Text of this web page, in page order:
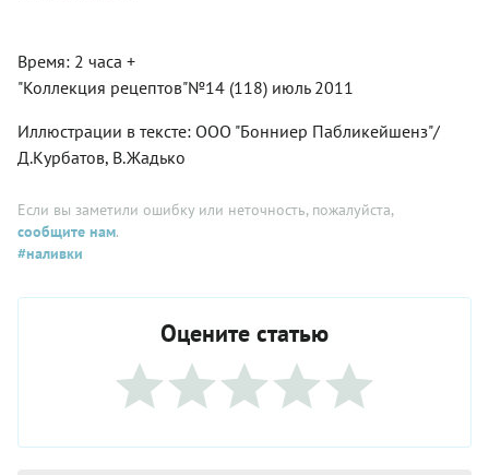
Время: 2 часа +
"Коллекция рецептов"№14 (118) июль 2011
Иллюстрации в тексте: ООО "Бонниер Пабликейшенз"/
Д.Курбатов, В.Жадько
Если вы заметили ошибку или неточность, пожалуйста,
сообщите нам.
#наливки
Оцените статью